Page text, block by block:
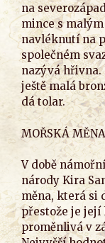
na
mince s
navléknutí na
společném
nazývá
ještě malá
dá tolar.
MOŘSKÁ MĚNA
V době
národy Kira
měna, která si
přestože je její
proměnlivá v